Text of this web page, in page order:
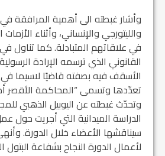
وأشار غبطته الى أهمية المرافقة
والليتورجي والإنساني، وأثناء الأزمات
في علاقاتهم المتبادلة. كما تناول
القانوني الذي ترسمه الإرادة
الأسقف فيه بصفته قاضيًا لاسيما في
تعدّدها وتسمى “المحاكمة الأقصر
وتحدّث غبطته عن اليوبيل الذهبي
الدراسة الميدانية التي أجريت حول
سيناقشها الأعضاء خلال الدورة.
لأعمال الدورة النجاح بشفاعة البتول